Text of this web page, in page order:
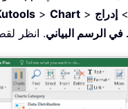
> Chart > > إدراج
الرسم البياني